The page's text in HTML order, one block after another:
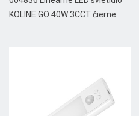
KOLINE GO 40W 3CCT čierne